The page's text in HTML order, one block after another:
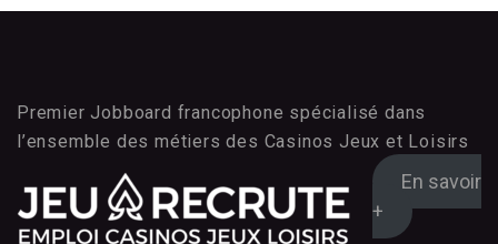
Premier Jobboard francophone spécialisé dans
l’ensemble des métiers des Casinos Jeux et Loisirs
En savoir
+